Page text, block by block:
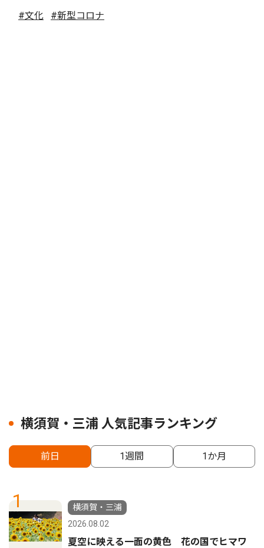
#文化 #新型コロナ
横須賀・三浦 人気記事ランキング
前日 1週間 1か月
1
横須賀・三浦
2026.08.02
夏空に映える一面の黄色 花の国でヒマワ